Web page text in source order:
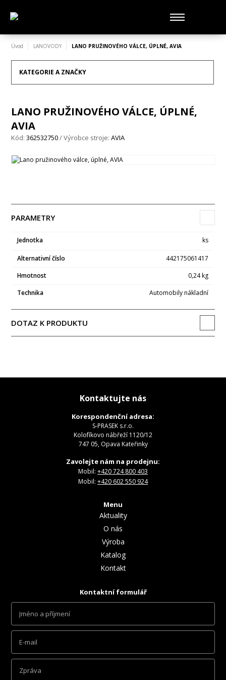
Úvod LANOVODY LANO PRUŽINOVÉHO VÁLCE, ÚPLNÉ, AVIA
KATEGORIE A ZNAČKY
LANO PRUŽINOVÉHO VÁLCE, ÚPLNÉ,
AVIA
Kód:362532750/ Výrobce stroje:AVIA
PARAMETRY
Jednotka ks
Alternativní číslo
442175061417
Hmotnost
0,24 kg
Technika
Automobily nákladní
DOTAZ K PRODUKTU
Kontaktujte nás
Korespondenční adresa:
S-PRASEK s.r.o.
Kolofíkovo nábřeží 1120/12
747 05, Opava Kateřinky
Zavolejte nám na prodejnu:
Mobil: +420 724 800 403
Mobil: +420 602 550 924
Menu
Aktuality
O nás
Výroba
Katalog
Kontakt
Kontaktní formulář